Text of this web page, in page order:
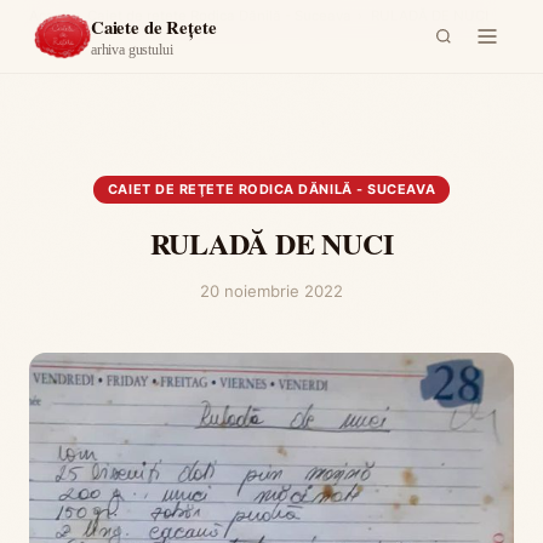
Caiete de Rețete
arhiva gustului
Acasă ›
CAIET DE REŢETE RODICA DĂNILĂ - SUCEAVA
RULADĂ DE NUCI
20 noiembrie 2022